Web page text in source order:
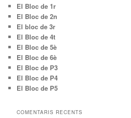
El Bloc de 1r
El Bloc de 2n
El bloc de 3r
El Bloc de 4t
El Bloc de 5è
El Bloc de 6è
El Bloc de P3
El Bloc de P4
El Bloc de P5
COMENTARIS RECENTS